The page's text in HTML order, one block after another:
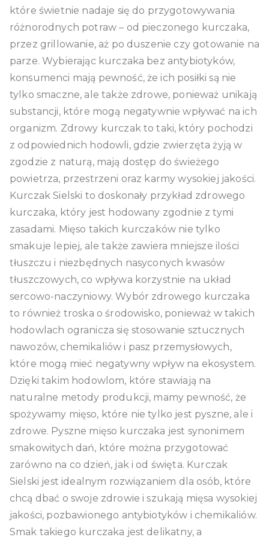
które świetnie nadaje się do przygotowywania
różnorodnych potraw – od pieczonego kurczaka,
przez grillowanie, aż po duszenie czy gotowanie na
parze. Wybierając kurczaka bez antybiotyków,
konsumenci mają pewność, że ich posiłki są nie
tylko smaczne, ale także zdrowe, ponieważ unikają
substancji, które mogą negatywnie wpływać na ich
organizm. Zdrowy kurczak to taki, który pochodzi
z odpowiednich hodowli, gdzie zwierzęta żyją w
zgodzie z naturą, mają dostęp do świeżego
powietrza, przestrzeni oraz karmy wysokiej jakości.
Kurczak Sielski to doskonały przykład zdrowego
kurczaka, który jest hodowany zgodnie z tymi
zasadami. Mięso takich kurczaków nie tylko
smakuje lepiej, ale także zawiera mniejsze ilości
tłuszczu i niezbędnych nasyconych kwasów
tłuszczowych, co wpływa korzystnie na układ
sercowo-naczyniowy. Wybór zdrowego kurczaka
to również troska o środowisko, ponieważ w takich
hodowlach ogranicza się stosowanie sztucznych
nawozów, chemikaliów i pasz przemysłowych,
które mogą mieć negatywny wpływ na ekosystem.
Dzięki takim hodowlom, które stawiają na
naturalne metody produkcji, mamy pewność, że
spożywamy mięso, które nie tylko jest pyszne, ale i
zdrowe. Pyszne mięso kurczaka jest synonimem
smakowitych dań, które można przygotować
zarówno na co dzień, jak i od święta. Kurczak
Sielski jest idealnym rozwiązaniem dla osób, które
chcą dbać o swoje zdrowie i szukają mięsa wysokiej
jakości, pozbawionego antybiotyków i chemikaliów.
Smak takiego kurczaka jest delikatny, a